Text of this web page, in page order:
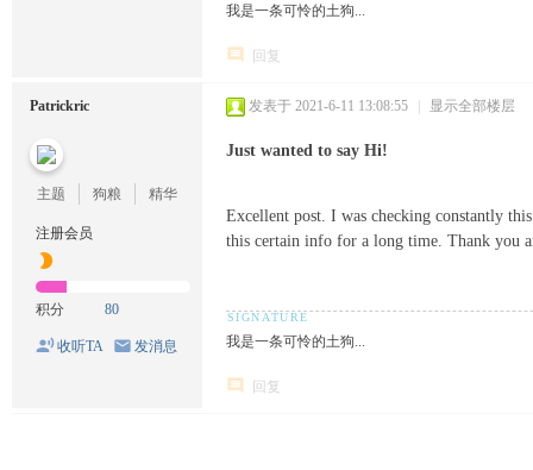
我是一条可怜的土狗...
回复
Patrickric
主题 狗粮 精华
注册会员
积分 80
收听TA 发消息
发表于 2021-6-11 13:08:55 | 显示全部楼层
Just wanted to say Hi!
Excellent post. I was checking constantly
this certain info for a long time. Thank you
我是一条可怜的土狗...
回复